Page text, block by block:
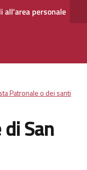
all'area personale
Patronale o dei santi
San